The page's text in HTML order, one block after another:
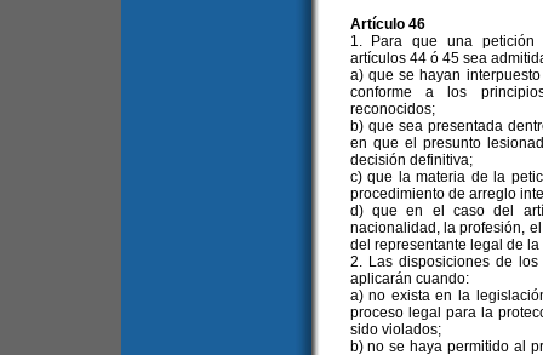
Artículo 46
1. Para que una petición
artículos 44 ó 45 sea
a) que se hayan
conforme a los
reconocidos;
b) que sea presentada
en que el presunto
decisión definitiva;
c) que la materia de la
procedimiento de arreglo
d) que en el caso del
nacionalidad, la profesión,
del representante legal de
2. Las disposiciones de
aplicarán cuando:
a) no exista en la
proceso legal para la
sido violados;
b) no se haya permitido al